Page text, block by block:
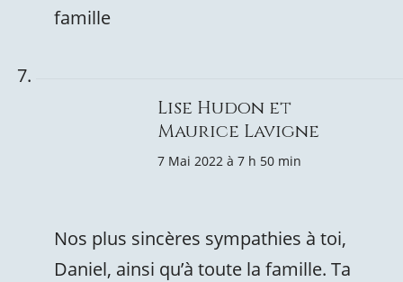
famille
Lise Hudon et
Maurice Lavigne
7 Mai 2022 à 7 h 50 min
Nos plus sincères sympathies à toi,
Daniel, ainsi qu’à toute la famille. Ta